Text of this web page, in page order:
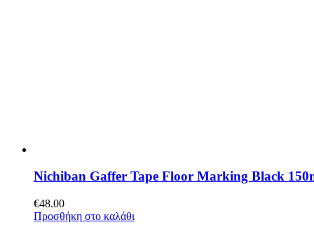
Nichiban Gaffer Tape Floor Marking Black
€48.00
Προσθήκη στο καλάθι